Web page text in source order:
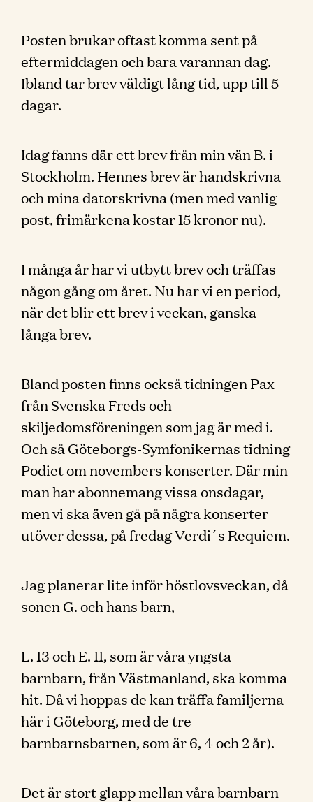
Posten brukar oftast komma sent på
eftermiddagen och bara varannan dag.
Ibland tar brev väldigt lång tid, upp till 5
dagar.
Idag fanns där ett brev från min vän B. i
Stockholm. Hennes brev är handskrivna
och mina datorskrivna (men med vanlig
post, frimärkena kostar 15 kronor nu).
I många år har vi utbytt brev och träffas
någon gång om året. Nu har vi en period,
när det blir ett brev i veckan, ganska
långa brev.
Bland posten finns också tidningen Pax
från Svenska Freds och
skiljedomsföreningen som jag är med i.
Och så Göteborgs-Symfonikernas tidning
Podiet om novembers konserter. Där min
man har abonnemang vissa onsdagar,
men vi ska även gå på några konserter
utöver dessa, på fredag Verdi´s Requiem.
Jag planerar lite inför höstlovsveckan, då
sonen G. och hans barn,
L. 13 och E. 11, som är våra yngsta
barnbarn, från Västmanland, ska komma
hit. Då vi hoppas de kan träffa familjerna
här i Göteborg, med de tre
barnbarnsbarnen, som är 6, 4 och 2 år).
Det är stort glapp mellan våra barnbarn